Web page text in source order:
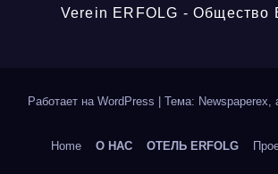
Verein ERFOLG - Общество
Работает на WordPress Тема: Newspaperex,
Home О НАС ОТЕЛЬ ERFOLG